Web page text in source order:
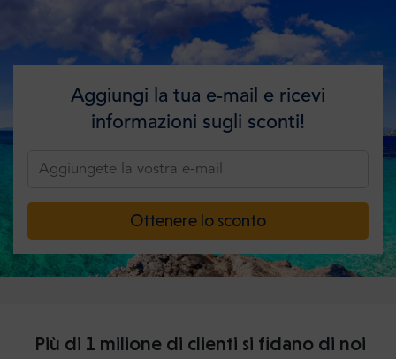
Aggiungi la tua e-mail e ricevi
informazioni sugli sconti!
Ottenere lo sconto
Più di 1 milione di clienti si fidano di noi